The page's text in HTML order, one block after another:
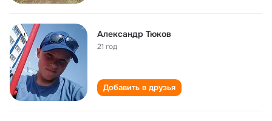
Александр Тюков
21 год
Добавить в друзья